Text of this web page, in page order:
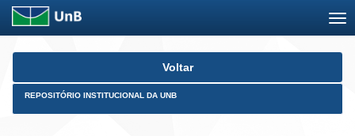
Skip
Voltar
REPOSITÓRIO INSTITUCIONAL DA UNB